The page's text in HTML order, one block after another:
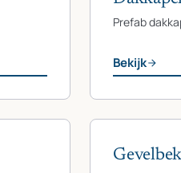
Prefab
Bekijk